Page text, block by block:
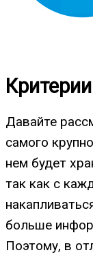
Давайте
самого
нем будет
так как с
больше
Поэтому, в